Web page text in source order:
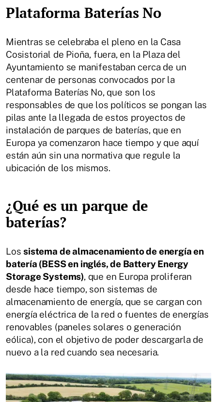
Plataforma Baterías No
Mientras se celebraba el pleno en la Casa
Cosistorial de Pioña, fuera, en la Plaza del
Ayuntamiento se manifestaban cerca de un
centenar de personas convocados por la
Plataforma Baterías No, que son los
responsables de que los políticos se pongan las
pilas ante la llegada de estos proyectos de
instalación de parques de baterías, que en
Europa ya comenzaron hace tiempo y que aquí
están aún sin una normativa que regule la
ubicación de los mismos.
¿Qué es un parque de
baterías?
Lossistema de almacenamiento de energía en
batería (BESS en inglés, de Battery Energy
Storage Systems), que en Europa proliferan
desde hace tiempo, son sistemas de
almacenamiento de energía, que se cargan con
energía eléctrica de la red o fuentes de energías
renovables (paneles solares o generación
eólica), con el objetivo de poder descargarla de
nuevo a la red cuando sea necesaria.